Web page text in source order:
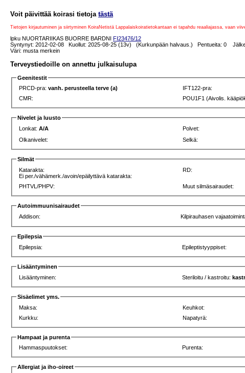
Voit päivittää koirasi tietoja tästä
Tietojen kirjautuminen ja siirtyminen KoiraNetistä Lappalaiskoiratietokantaan ei tapahdu reaaliajassa, vaan
lpku NUORTARIIKAS BUORRE BARDNI FI23476/12
Syntynyt: 2012-02-08 Kuollut: 2025-08-25 (13v) (Kurkunpään halvaus.) Pentueita: 0
Väri: musta merkein
Terveystiedoille on annettu julkaisulupa
Geenitestit
PRCD-pra:vanh. perusteella terve (a) IFT122-pra:
CMR:
POU1F1 (Aivolis.
Nivelet ja luusto
Lonkat:A/A Polvet:
Olkanivelet:
Selkä:
Silmät
Katarakta:
Ei per./vähämerk./avoin/epäilyttävä katarakta:
RD:
PHTVL/PHPV: Muut silmäsairaudet:
Autoimmuunisairaudet
Addison:
Kilpirauhasen
Epilepsia
Epilepsia:
Epileptistyyppiset:
Lisääntyminen
Lisääntyminen:
Steriloitu / kastroitu:
Sisäelimet yms.
Maksa:
Keuhkot:
Kurkku:
Napatyrä:
Hampaat ja purenta
Hammaspuutokset:
Purenta:
Allergiat ja iho-oireet